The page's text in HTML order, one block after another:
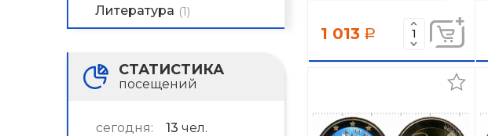
Литература (1)
СТАТИСТИКА
посещений
сегодня: 13 чел.
1 013 a